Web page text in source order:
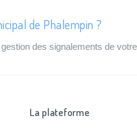
de Phalempin ?
des signalements de
La plateforme